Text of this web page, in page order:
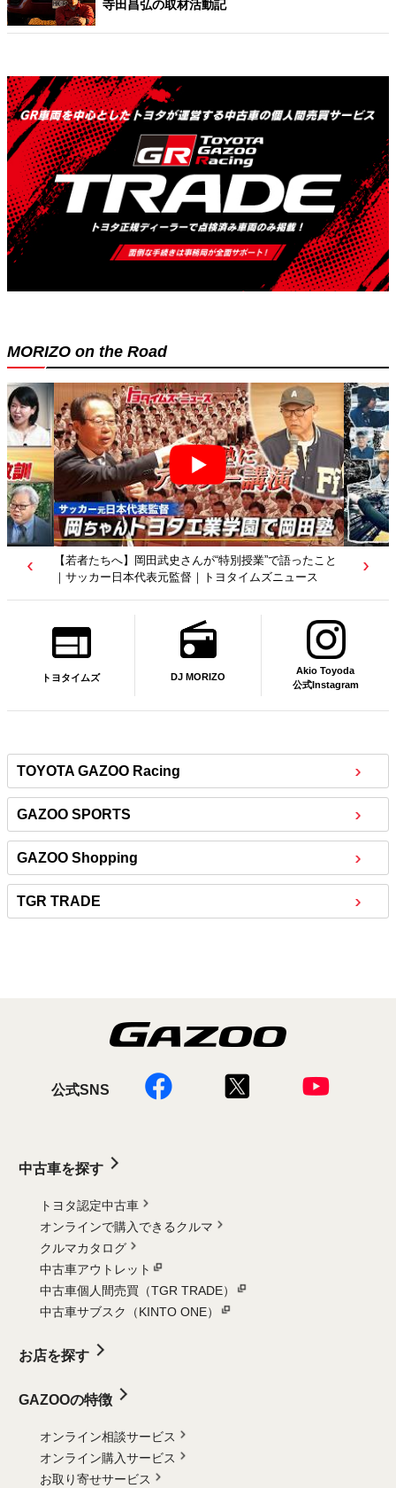
寺田昌弘の取材活動記
MORIZO on the Road
【トヨタディレクターズカット】クリエイターが工場を
映像作品に？従業員たちの涙の理由は…｜トヨタイムズ
トヨタイムズ DJ MORIZO
Akio Toyoda
公式Instagram
TOYOTA GAZOO Racing
GAZOO SPORTS
GAZOO Shopping
TGR TRADE
公式SNS
中古車を探す
トヨタ認定中古車
オンラインで購入できるクルマ
クルマカタログ
中古車アウトレット
中古車個人間売買（TGR TRADE）
中古車サブスク（KINTO ONE）
お店を探す
GAZOOの特徴
オンライン相談サービス
オンライン購入サービス
お取り寄せサービス